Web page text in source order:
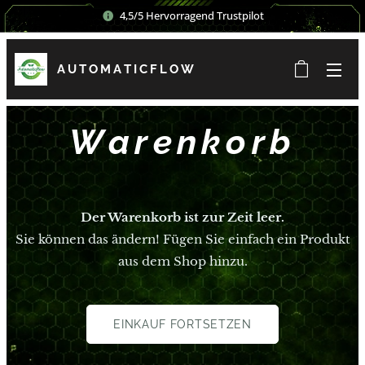
4,5/5 Hervorragend Trustpilot
AUTOMATICFLOW
Warenkorb
Der Warenkorb ist zur Zeit leer.
Sie können das ändern! Fügen Sie einfach ein Produkt
aus dem Shop hinzu.
EINKAUF FORTSETZEN